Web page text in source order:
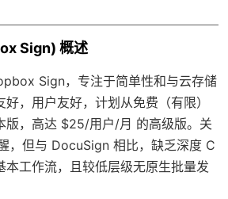
Sign) 概述
Sign，专注于简单性和与云存储
，用户友好，计划从免费（有限）
版，高达 $25/用户/月 的高级版。关
，但与 DocuSign 相比，缺乏深度 C
本工作流，且较低层级无原生批量发